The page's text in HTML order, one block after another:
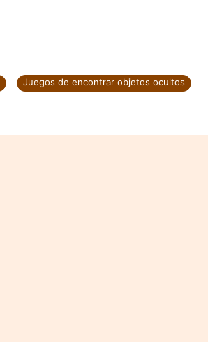
Juegos de encontrar objetos ocultos